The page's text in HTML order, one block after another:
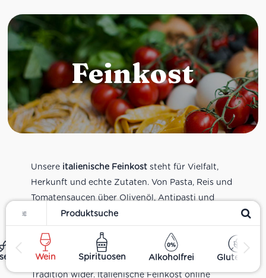
Wein Spirituosen Alkoholfrei Glutenfrei
Feinkost
Unsere italienische Feinkoststeht für Vielfalt,
Herkunft und echte Zutaten. Von Pasta, Reis und
Tomatensaucen über Olivenöl, Antipasti und
Pesto bis zu Balsamico und Spezialitäten aus
verschiedenen Regionen Italiens. Alle Produkte
sind Teil unseres realen Supermarkt-Sortiments
und spiegeln italienische Alltagsküche und
Tradition wider. Italienische Feinkost online